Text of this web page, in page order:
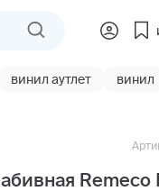
винил аутлет винил
Remeco